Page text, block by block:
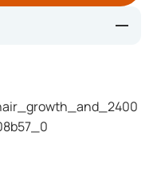
symptomen en tips
for-public-